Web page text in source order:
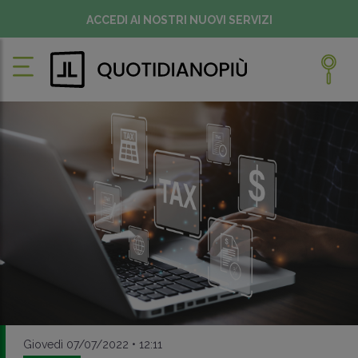
ACCEDI AI NOSTRI NUOVI SERVIZI
Giovedì 07/07/2022 • 12:11